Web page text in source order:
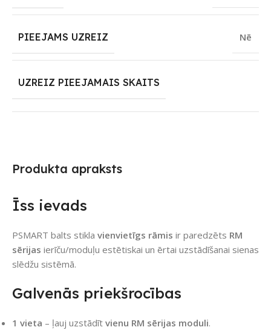
Produkta apraksts
Īss ievads
PSMART balts stikla vienvietīgs rāmis ir paredzēts RM
sērijas ierīču/moduļu estētiskai un ērtai uzstādīšanai sienas
slēdžu sistēmā.
Galvenās priekšrocības
1 vieta – ļauj uzstādīt vienu RM sērijas moduli.
PIEEJAMS UZREIZ Nē
UZREIZ PIEEJAMAIS SKAITS